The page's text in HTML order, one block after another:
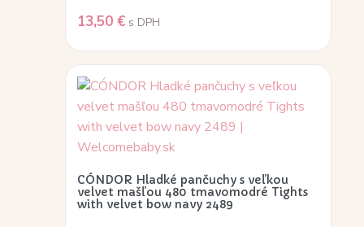
13,50 € s DPH
CÓNDOR Hladké pančuchy s veľkou
velvet mašľou 480 tmavomodré Tights
with velvet bow navy 2489